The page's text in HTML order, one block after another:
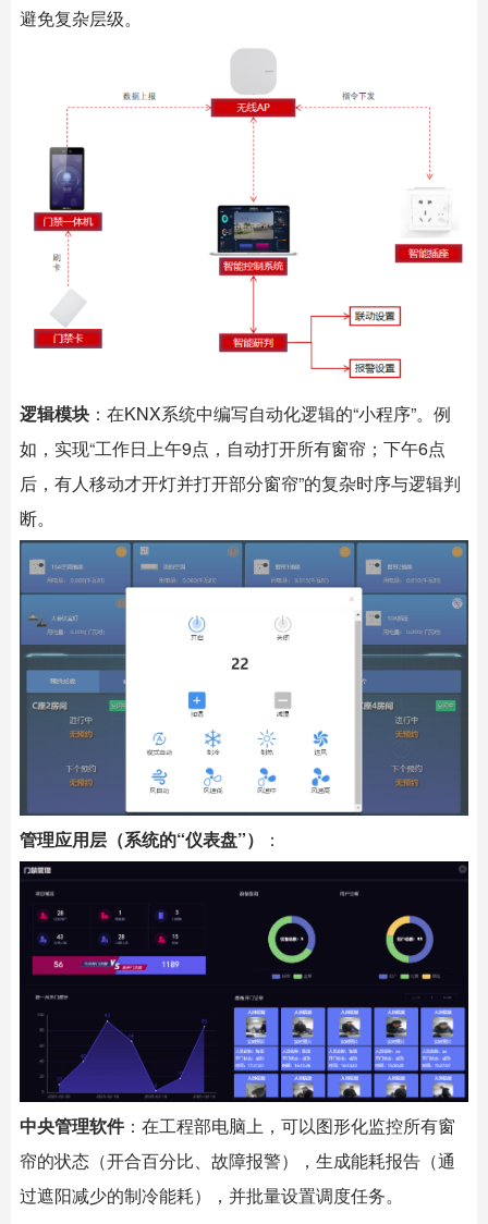
避免复杂层级。
逻辑模块 ：在KNX系统中编写自动化逻辑的“小程序”。例
如，实现“工作日上午9点，自动打开所有窗帘；下午6点
后，有人移动才开灯并打开部分窗帘”的复杂时序与逻辑判
断。
管理应用层（系统的“仪表盘”） ：
中央管理软件：在工程部电脑上，可以图形化监控所有窗
帘的状态（开合百分比、故障报警），生成能耗报告（通
过遮阳减少的制冷能耗），并批量设置调度任务。